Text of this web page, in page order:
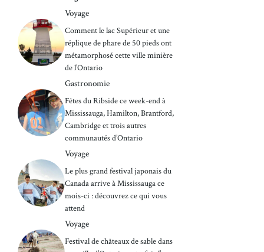
Voyage
Comment le lac Supérieur et une
réplique de phare de 50 pieds ont
métamorphosé cette ville minière
de l’Ontario
Gastronomie
Fêtes du Ribside ce week-end à
Mississauga, Hamilton, Brantford,
Cambridge et trois autres
communautés d’Ontario
Voyage
Le plus grand festival japonais du
Canada arrive à Mississauga ce
mois-ci : découvrez ce qui vous
attend
Voyage
Festival de châteaux de sable dans